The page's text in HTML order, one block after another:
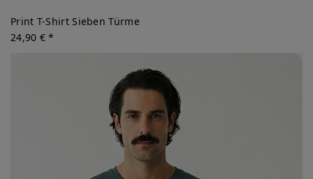
Print T-Shirt Sieben Türme
24,90 € *